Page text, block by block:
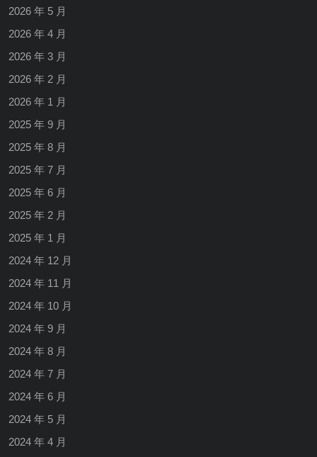
2026 年 5 月
2026 年 4 月
2026 年 3 月
2026 年 2 月
2026 年 1 月
2025 年 9 月
2025 年 8 月
2025 年 7 月
2025 年 6 月
2025 年 2 月
2025 年 1 月
2024 年 12 月
2024 年 11 月
2024 年 10 月
2024 年 9 月
2024 年 8 月
2024 年 7 月
2024 年 6 月
2024 年 5 月
2024 年 4 月